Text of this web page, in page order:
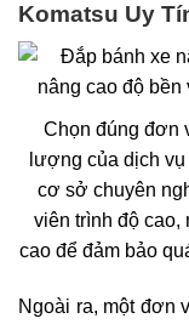
Komatsu Uy
Chọn đúng đơn
lượng của dịch
cơ sở chuyên
viên trình độ cao,
cao để đảm bảo
Ngoài ra, một đơn